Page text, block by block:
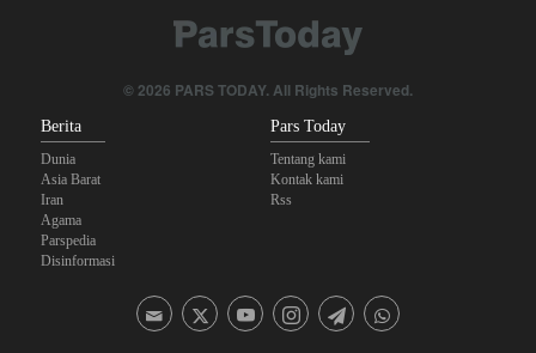
Sanders: Trump Berbahaya Seret AS dalam Perang yang
Menghancurkan© 2026 PARS TODAY. All Rights Reserved.
Berita
Dunia
Asia Barat
Iran
Agama
Parspedia
Disinformasi
Pars Today
Tentang kami
Kontak kami
Rss